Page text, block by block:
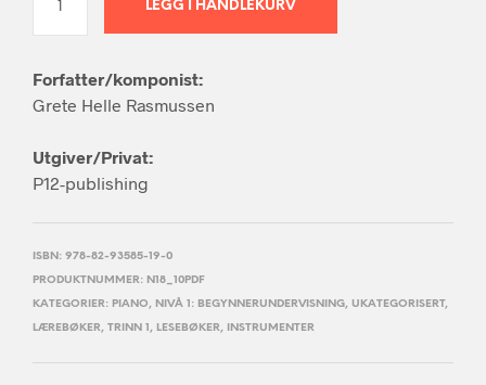
LEGG I HANDLEKURV
Forfatter/komponist:
Grete Helle Rasmussen
Utgiver/Privat:
P12-publishing
ISBN: 978-82-93585-19-0
PRODUKTNUMMER: N18_10PDF
KATEGORIER: PIANO, NIVÅ 1: BEGYNNERUNDERVISNING, UKATEGORISERT,
LÆREBØKER, TRINN 1 , LESEBØKER, INSTRUMENTER